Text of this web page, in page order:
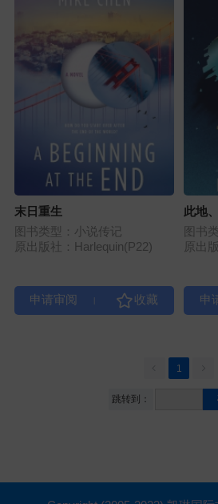
末日重生
图书类型：小说传记
原出版社：Harlequin(P22)
此地
图书
原出
1
跳转到：